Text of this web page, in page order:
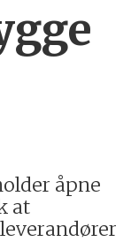
åpne
at